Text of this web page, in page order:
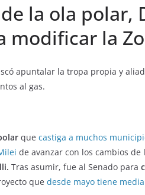
la ola polar,
modificar la
apuntalar la tropa propia y
al gas.
que castiga a muchos
de avanzar con los cambios de
Tras asumir, fue al Senado para
que desde mayo tiene